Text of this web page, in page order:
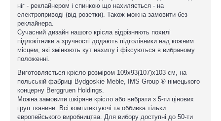
ніг - реклайнером і спинкою що нахиляється - на
електроприводі (від розетки). Також можна замовити без
реклайнера.
Сучасний дизайн нашого крісла відрізняють похилі
підлокітники а зручності додають підголівники над кожним
місцем, які змінюють кут нахилу і фіксуються в вибраному
положенні.
Виготовляється крісло розміром 109x93(107)x103 см, на
польській фабриці Bydgoskie Meble, IMS Group ® німецького
концерну Berggruen Holdings.
Можна замовити шкіряне крісло або вибрати з 5-ти цінових
груп тканини. Всі комплектуючі та оббивка тільки
європейського виробництва. Для вибору доступні до 50-ти